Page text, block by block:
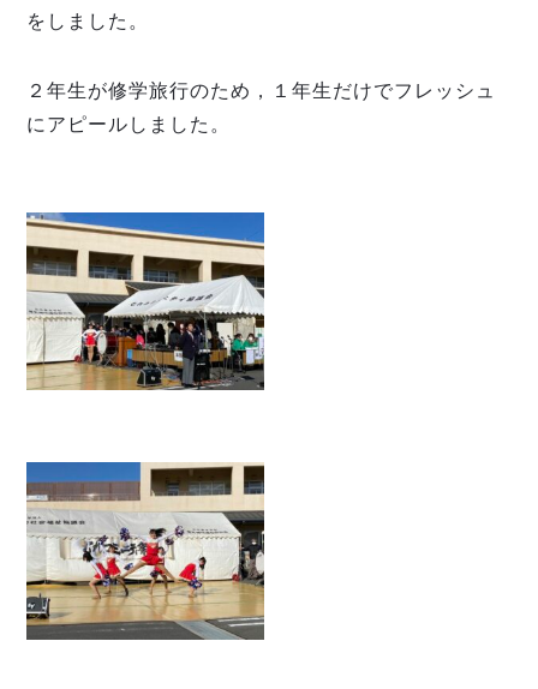
をしました。
２年生が修学旅行のため，１年生だけでフレッシュ
にアピールしました。